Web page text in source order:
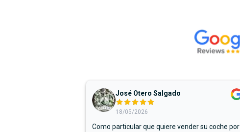
José Otero Salgado
18/05/2026
Como particular que quiere vender su coche por